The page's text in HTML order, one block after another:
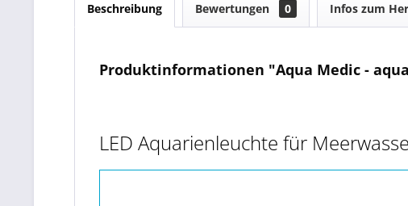
Beschreibung Bewertungen 0 Infos zum
Produktinformationen "Aqua Medic -
LED Aquarienleuchte für